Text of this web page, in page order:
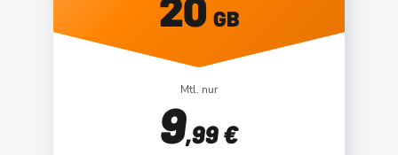
GB
Mtl. nur
9,99 €